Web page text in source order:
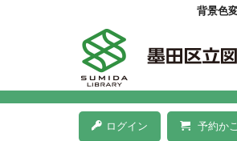
背景色
ログイン 予約か